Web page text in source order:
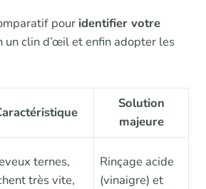
pour identifier votre
un clin d’œil et enfin adopter les
Solution
majeure
ternes,
très vite,
Rinçage acide
(vinaigre) et